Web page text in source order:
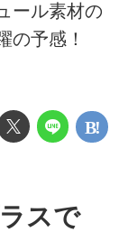
ール素材の
の予感！
スで